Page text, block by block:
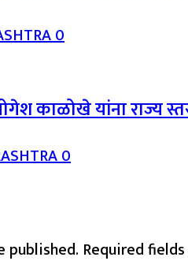
0
यांना राज्य
0
published. Required